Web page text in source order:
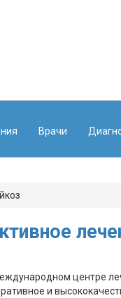
Врачи
центре
и